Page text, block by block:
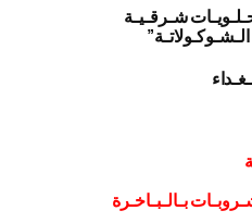
شـرقـيـة
بـالـبـاخـرة